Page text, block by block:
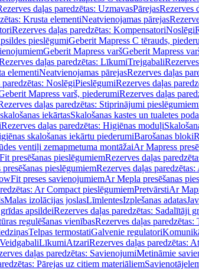
daļas paredzētas: UzmavasPārejasRezerves
Krusta elementiNeatvienojamas pārejas
Rezerves daļas paredzētas: KompensatoriNoslēgi
pieslēgumiGeberit Mapress C tērauds,
Geberit Mapress varšGeberit Mapress
daļas paredzētas: LīkumiTrejgabali
elementiNeatvienojamas pārejasRezerves daļas
NoslēgiPieslēgumiRezerves daļas
Mapress varš, piederumiRezerves daļas
daļas paredzētas: Stiprinājumi pieslēgumiem
iekārtasSkalošanas kastes un tualetes
Rezerves daļas paredzētas: Higiēnas moduļi
skalošanas iekārtu piederumiBarošanas bloki
ventiļi zemapmetuma montāžaiAr Mapress
presēšanas pieslēgumiemRezerves daļas
pieslēgumiemRezerves daļas
preses savienojumiemAr Mepla presēšanas
Ar Compact pieslēgumiemPretvārstiAr
Malas izolācijas joslasLīmlentesIzplešanas adatas
apsildeiRezerves daļas paredzētas: Sadalītāji
regulēšanas vienībasRezerves daļas paredzētas:
Telpas termostatiGalvenie regulatori
LīkumiAtzariRezerves daļas paredzētas:
daļas paredzētas: SavienojumiMetināmie
Pārejas uz citiem materiāliem